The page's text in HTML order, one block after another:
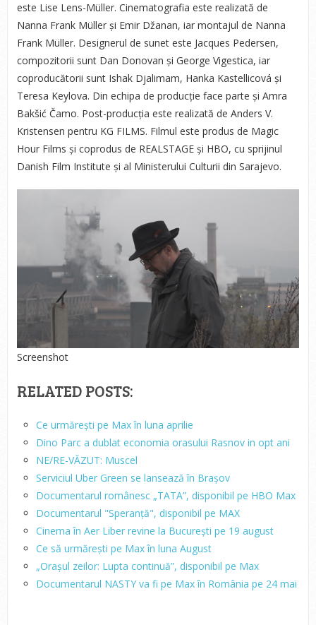
este Lise Lens-Müller. Cinematografia este realizată de
Nanna Frank Müller și Emir Džanan, iar montajul de Nanna
Frank Müller. Designerul de sunet este Jacques Pedersen,
compozitorii sunt Dan Donovan și George Vigestica, iar
coproducătorii sunt Ishak Djalimam, Hanka Kastellicová și
Teresa Keylova. Din echipa de producție face parte și Amra
Bakšić Čamo. Post-producția este realizată de Anders V.
Kristensen pentru KG FILMS. Filmul este produs de Magic
Hour Films și coprodus de REALSTAGE și HBO, cu sprijinul
Danish Film Institute și al Ministerului Culturii din Sarajevo.
Screenshot
RELATED POSTS:
Ce urmărești pe Max în luna aprilie
Dino Parc a dublat economia orasului Rasnov in opt ani
NE/RE-VĂZUT: Muscel
Serviciul Uber Green se lansează în Brașov
Documentarul românesc „TATA”, disponibil pe HBO Max
Documentarul "Speranță", disponibil pe MAX
Cinema în Aer Liber revine la București pe 19 august
Ce să urmărești pe Max în luna August
„Orașul zeilor: Lupta continuă”, disponibil pe Max
Documentarul NASTY va fi pe Max în România pe 24 mai